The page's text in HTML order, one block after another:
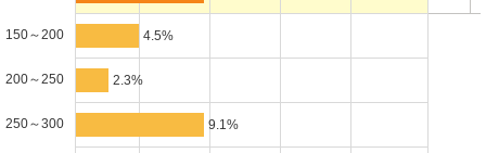
150～200 4.5%
200～250 2.3%
250～300 9.1%